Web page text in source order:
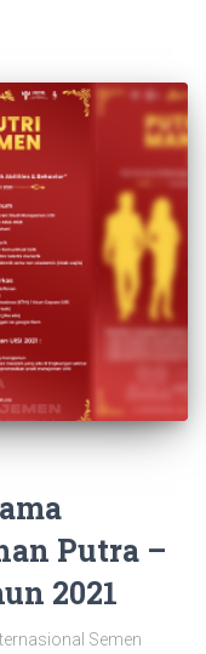
Putra –
2021
Semen